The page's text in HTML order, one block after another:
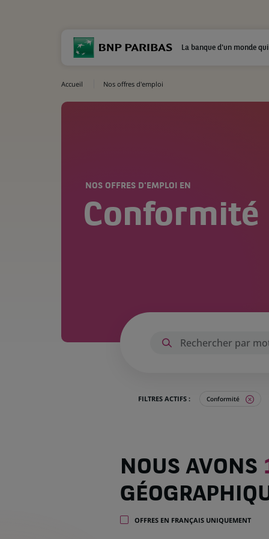
La banque d'un monde
Accueil Nos offres d'emploi
NOS OFFRES D'EMPLOI EN
Conformité
FILTRES ACTIFS : Conformité
Nous
avons
114
offres
21
NOUS AVONS
OFFRES EN FRANÇAIS UNIQUEMENT